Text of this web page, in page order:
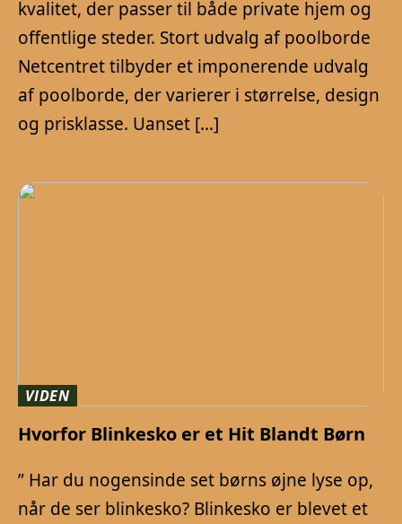
kvalitet, der passer til både private hjem og
offentlige steder. Stort udvalg af poolborde
Netcentret tilbyder et imponerende udvalg
af poolborde, der varierer i størrelse, design
og prisklasse. Uanset […]
VIDEN
Hvorfor Blinkesko er et Hit Blandt Børn
” Har du nogensinde set børns øjne lyse op,
når de ser blinkesko? Blinkesko er blevet et